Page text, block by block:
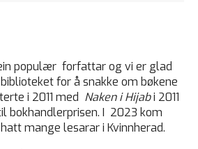
populær forfattar og vi er glad
for å snakke om bøkene
i 2011 med Naken i Hijabi 2011
bokhandlerprisen. I 2023 kom
mange lesarar i Kvinnherad.